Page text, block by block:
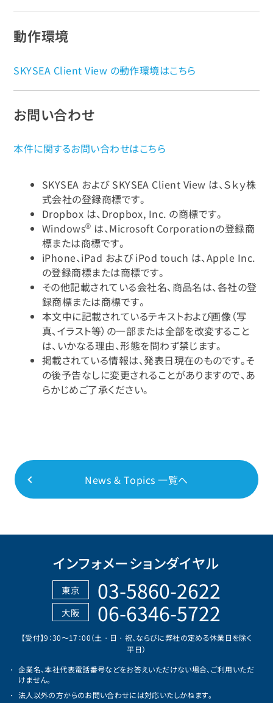
動作環境
SKYSEA Client View の動作環境はこちら
お問い合わせ
本件に関するお問い合わせはこちら
SKYSEA および SKYSEA Client View は、Ｓｋｙ株
式会社の登録商標です。
Dropbox は、Dropbox, Inc. の商標です。
Windows® は、Microsoft Corporationの登録商
標または商標です。
iPhone、iPad および iPod touch は、Apple Inc.
の登録商標または商標です。
その他記載されている会社名、商品名は、各社の登
録商標または商標です。
本文中に記載されているテキストおよび画像（写
真、イラスト等）の一部または全部を改変すること
は、いかなる理由、形態を問わず禁じます。
掲載されている情報は、発表日現在のものです。そ
の後予告なしに変更されることがありますので、あ
らかじめご了承ください。
News & Topics 一覧へ
インフォメーションダイヤル
東京 03-5860-2622
大阪 06-6346-5722
【受付】9：30～17：00（土・日・祝、ならびに弊社の定める休業日を除く
平日）
企業名、本社代表電話番号などをお答えいただけない場合、ご利用いただ
けません。
法人以外の方からのお問い合わせには対応いたしかねます。